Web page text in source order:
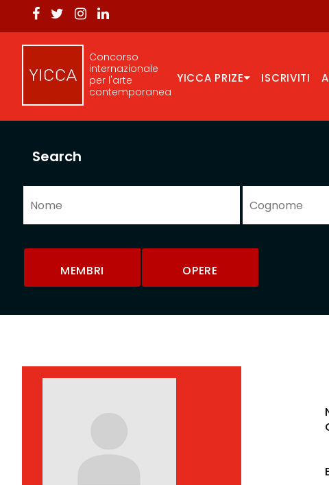
Concorso
internazionale
per l'arte
contemporanea
YICCA PRIZE ISCRIVITI
Search
MEMBRI OPERE